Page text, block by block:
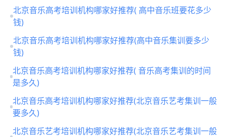
北京音乐高考培训机构哪家好推荐( 高中音乐班要花多少
钱)
北京音乐高考培训机构哪家好推荐(高中音乐集训要多少
钱)
北京音乐高考培训机构哪家好推荐( 音乐高考集训的时间
是多久)
北京音乐高考培训机构哪家好推荐(北京音乐艺考集训一般
要多久)
北京音乐艺考培训机构哪家好推荐(北京音乐艺考集训一般